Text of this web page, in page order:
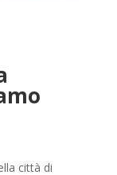
città di